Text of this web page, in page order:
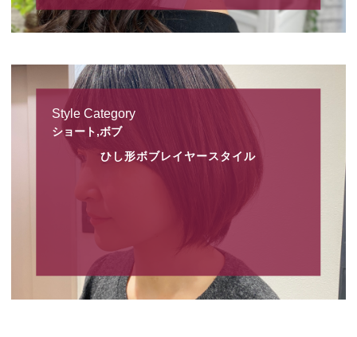
Style Category
ショート,ボブ
ひし形ボブレイヤースタイル